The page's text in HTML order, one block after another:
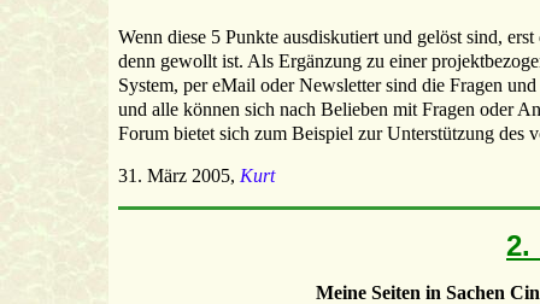
Wenn diese 5 Punkte ausdiskutiert und gelöst sind,
denn gewollt ist. Als Ergänzung zu einer
System, per eMail oder Newsletter sind die Fragen
und alle können sich nach Belieben mit Fragen oder
Forum bietet sich zum Beispiel zur Unterstützung des
31. März 2005, Kurt
2.
Meine Seiten in Sachen